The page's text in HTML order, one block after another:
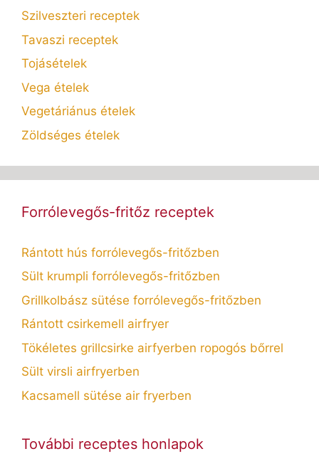
Szilveszteri receptek
Tavaszi receptek
Tojásételek
Vega ételek
Vegetáriánus ételek
Zöldséges ételek
Forrólevegős-fritőz receptek
Rántott hús forrólevegős-fritőzben
Sült krumpli forrólevegős-fritőzben
Grillkolbász sütése forrólevegős-fritőzben
Rántott csirkemell airfryer
Tökéletes grillcsirke airfyerben ropogós bőrrel
Sült virsli airfryerben
Kacsamell sütése air fryerben
További receptes honlapok